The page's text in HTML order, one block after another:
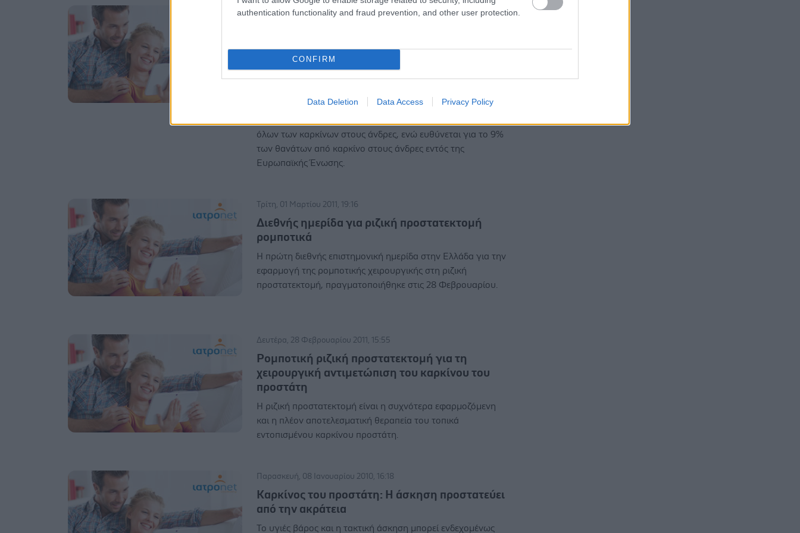
authentication functionality and fraud prevention, and other user protection.
CONFIRM
Data Deletion Data Access Privacy Policy
Παρασκευή, 26 Απριλίου 2013
ορχεκτομή άμφω
Ο καρκίνος του προστάτη θεωρείται ένα από τα μείζονα
πληθυσμός. Στην Ευρώπη ο καρκίνος του προστάτη είναι το
όλων των καρκίνων στους άνδρες, ενώ ευθύνεται για το 9%
των θανάτων από καρκίνο στους άνδρες εντός της
Ευρωπαϊκής Ένωσης.
Τρίτη, 01 Μαρτίου 2011, 19:16
Διεθνής ημερίδα για ριζική προστατεκτομή
ρομποτικά
H πρώτη διεθνής επιστημονική ημερίδα στην Ελλάδα για την
εφαρμογή της ρομποτικής χειρουργικής στη ριζική
προστατεκτομή, πραγματοποιήθηκε στις 28 Φεβρουαρίου.
Δευτέρα, 28 Φεβρουαρίου 2011, 15:55
Ρομποτική ριζική προστατεκτομή για τη
χειρουργική αντιμετώπιση του καρκίνου του
προστάτη
Η ριζική προστατεκτομή είναι η συχνότερα εφαρμοζόμενη
και η πλέον αποτελεσματική θεραπεία του τοπικά
εντοπισμένου καρκίνου προστάτη.
Παρασκευή, 08 Ιανουαρίου 2010, 16:18
Καρκίνος του προστάτη: Η άσκηση προστατεύει
από την ακράτεια
Το υγιές βάρος και η τακτική άσκηση μπορεί ενδεχομένως